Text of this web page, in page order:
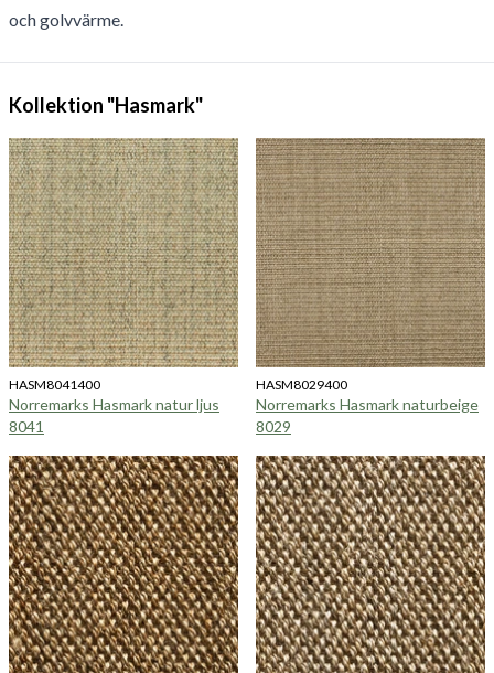
och golvvärme.
Kollektion "Hasmark"
HASM8041400
Norremarks Hasmark natur ljus
8041
HASM8029400
Norremarks Hasmark naturbeige
8029